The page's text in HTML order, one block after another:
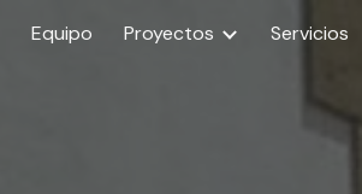
Equipo Proyectos Servicios